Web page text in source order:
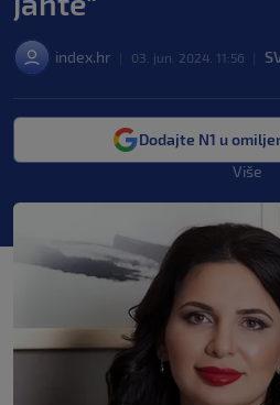
index.hr 03. jun. 2024. 11:56
Dodajte N1 u
Više